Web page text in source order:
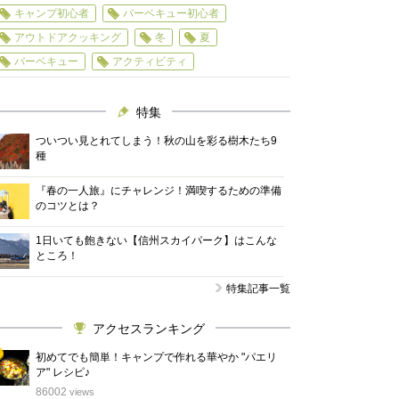
キャンプ初心者
バーベキュー初心者
アウトドアクッキング
冬
夏
バーベキュー
アクティビティ
特集
ついつい見とれてしまう！秋の山を彩る樹木たち9
種
『春の一人旅』にチャレンジ！満喫するための準備
のコツとは？
1日いても飽きない【信州スカイパーク】はこんな
ところ！
特集記事一覧
アクセスランキング
初めてでも簡単！キャンプで作れる華やか "パエリ
ア" レシピ♪
86002 views